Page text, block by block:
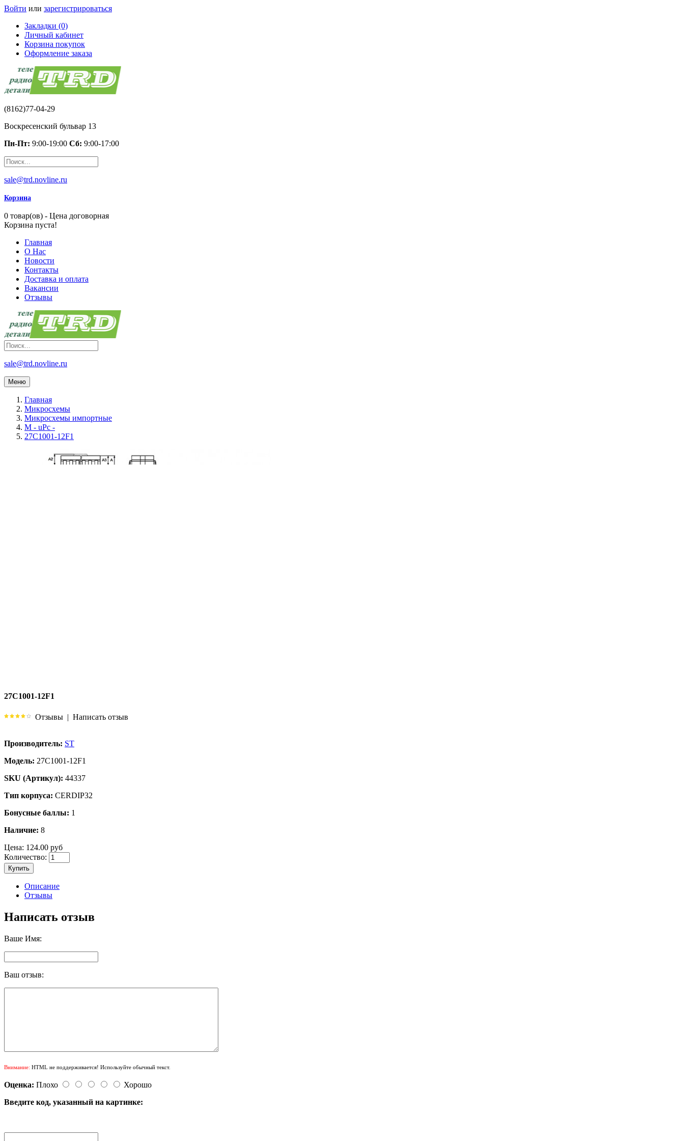
Войти или зарегистрироваться
Закладки (0)
Личный кабинет
Корзина покупок
Оформление заказа
(8162)77-04-29
Воскресенский бульвар 13
Пн-Пт: 9:00-19:00 Сб: 9:00-17:00
sale@trd.novline.ru
Корзина
0 товар(ов) - Цена договорная
Корзина пуста!
Главная
О Нас
Новости
Контакты
Доставка и оплата
Вакансии
Отзывы
sale@trd.novline.ru
Меню
Главная
Микросхемы
Микросхемы импортные
M - uPc -
27C1001-12F1
27C1001-12F1
Отзывы | Написать отзыв
Производитель: ST
Модель: 27C1001-12F1
SKU (Артикул): 44337
Тип корпуса: CERDIP32
Бонусные баллы: 1
Наличие: 8
Цена: 124.00 руб
Количество:
Купить
Описание
Отзывы
Написать отзыв
Ваше Имя:
Ваш отзыв:
Внимание: HTML не поддерживается! Используйте обычный текст.
Оценка: Плохо
Хорошо
Введите код, указанный на картинке: